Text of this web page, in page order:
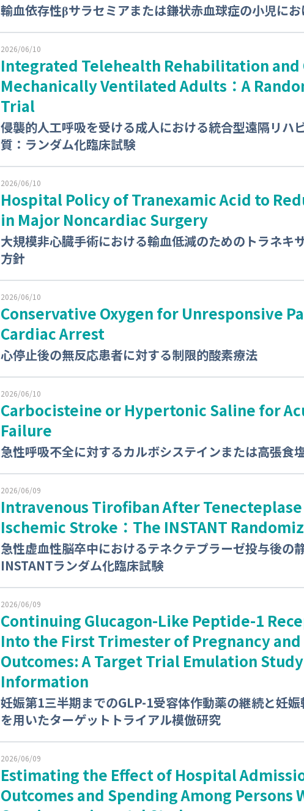
輸血依存性βサラセミアまたは鎌状赤血球症の小児に
2026/06/10
Integrated Telehealth Rehabilitation
Mechanically Ventilated Adults：A
Trial
侵襲的人工呼吸を受ける成人における統合型遠隔リハ
質：ランダム化臨床試験
2026/06/10
Hospital Policy of Tranexamic Acid to
in Major Noncardiac Surgery
大規模非心臓手術における輸血低減のためのトラネキ
方針
2026/06/10
Conservative Oxygen for Unresponsive
Cardiac Arrest
心停止後の無反応患者に対する制限的酸素療法
2026/06/10
Carbocisteine or Hypertonic Saline for
Failure
急性呼吸不全に対するカルボシステインまたは高張食
2026/06/09
Intravenous Tirofiban After
Ischemic Stroke：The INSTANT
急性虚血性脳卒中におけるテネクテプラーゼ投与後の
INSTANTランダム化臨床試験
2026/06/09
Continuing Glucagon-Like Peptide-1
Into the First Trimester of Pregnancy
Outcomes: A Target Trial Emulation
Information
妊娠第1三半期までのGLP-1受容体作動薬の継続と妊
を用いたターゲットトライアル模倣研究
2026/06/09
Estimating the Effect of Hospital
Outcomes and Spending Among Persons